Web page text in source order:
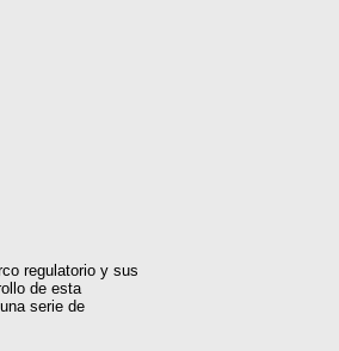
regulatorio y sus
de esta
serie de